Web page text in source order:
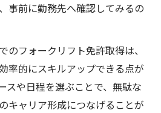
事前に勤務先へ確認してみるの
のフォークリフト免許取得は、
率的にスキルアップできる点が
スや日程を選ぶことで、無駄な
キャリア形成につなげることが